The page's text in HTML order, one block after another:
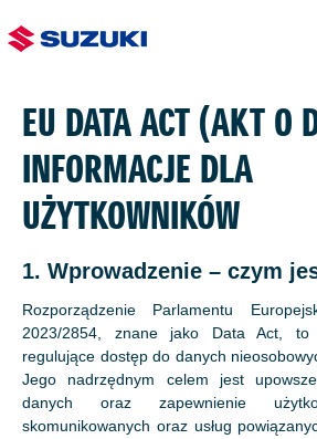
EU DATA ACT (AKT O
INFORMACJE DLA
UŻYTKOWNIKÓW
1. Wprowadzenie – czym
Rozporządzenie Parlamentu
2023/2854, znane jako Data Act,
regulujące dostęp do danych
Jego nadrzędnym celem jest
danych oraz zapewnienie
skomunikowanych oraz usług